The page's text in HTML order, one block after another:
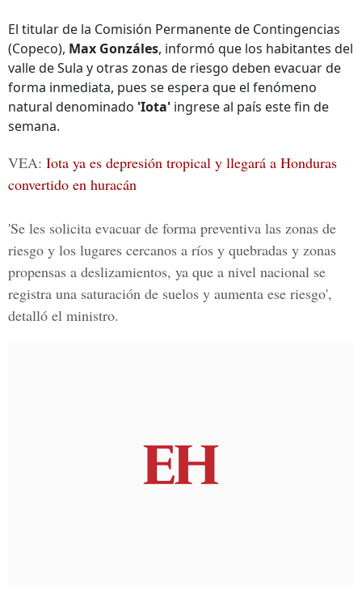
El titular de la Comisión Permanente de Contingencias
(Copeco), Max Gonzáles, informó que los habitantes del
valle de Sula y otras zonas de riesgo deben evacuar de
forma inmediata, pues se espera que el fenómeno
natural denominado 'Iota' ingrese al país este fin de
semana.
VEA: Iota ya es depresión tropical y llegará a Honduras
convertido en huracán
'Se les solicita evacuar de forma preventiva las zonas de
riesgo y los lugares cercanos a ríos y quebradas y zonas
propensas a deslizamientos, ya que a nivel nacional se
registra una saturación de suelos y aumenta ese riesgo',
detalló el ministro.